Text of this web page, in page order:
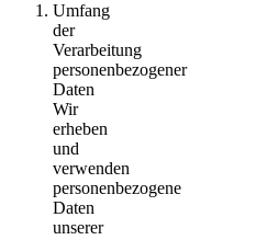
Umfang
der
Verarbeitung
personenbezogener
Daten
Wir
erheben
und
verwenden
personenbezogene
Daten
unserer